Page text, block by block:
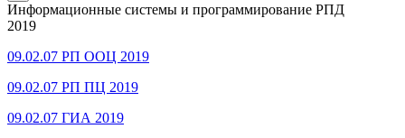
Информационные системы и программирование РПД
2019
09.02.07 РП ООЦ 2019
09.02.07 РП ПЦ 2019
09.02.07 ГИА 2019